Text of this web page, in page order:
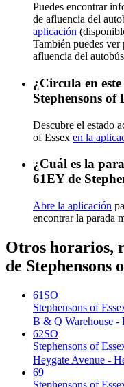
Puedes encontrar
de afluencia del
aplicación
También puedes ver
afluencia del
¿Circula en
Stephensons of
Descubre el estado
of Essex en la
¿Cuál es la
61EY de
Abre la aplicación
encontrar la parada
Otros horarios,
de Stephensons
61SO
Stephensons of
B & Q Warehouse -
62SO
Stephensons of
Heygate Avenue -
69
Stephensons of